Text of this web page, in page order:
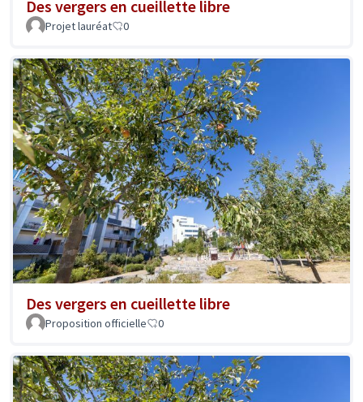
Des vergers en cueillette libre
Projet lauréat 0
Des vergers en cueillette libre
Proposition officielle 0